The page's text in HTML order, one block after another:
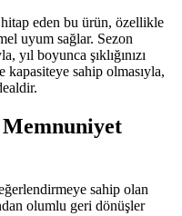
hitap eden bu ürün, özellikle
uyum sağlar. Sezon
yıl boyunca şıklığınızı
sahip olmasıyla,
Memnuniyet
sahip olan
olumlu geri dönüşler